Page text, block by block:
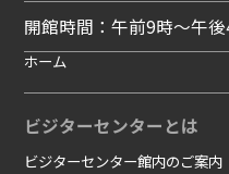
開館時間：午前9時～午
ホーム
ビジターセンターとは
ビジターセンター館内のご案内